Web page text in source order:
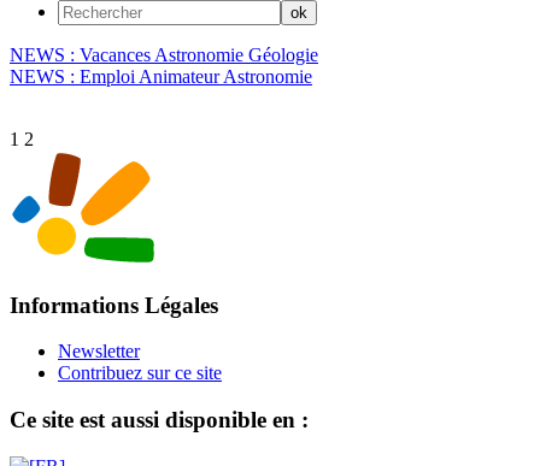
NEWS : Vacances Astronomie Géologie
NEWS : Emploi Animateur Astronomie
1 2
Informations Légales
Newsletter
Contribuez sur ce site
Ce site est aussi disponible en :